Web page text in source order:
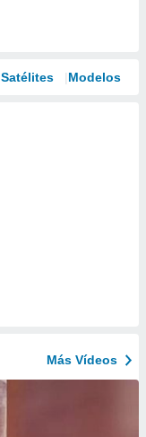
Satélites Modelos
Más Vídeos